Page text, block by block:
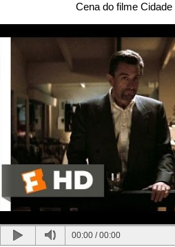
Cena do filme
00:00 /00:00